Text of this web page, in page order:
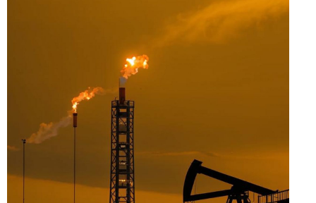
Телефон редакции:+7 495 727-01-67
Электронные почты редакции:
Информационный отдел
info@business-magazine.online